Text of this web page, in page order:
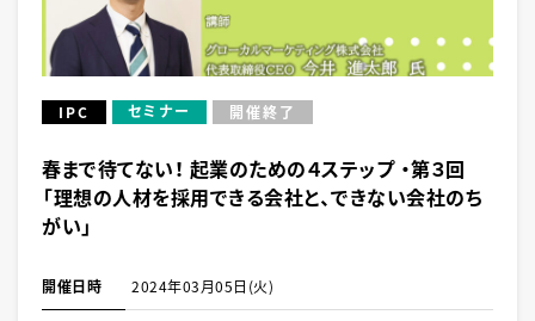
IPC セミナー 開催終了
春まで待てない！ 起業のための４ステップ ・第３回
「理想の人材を採用できる会社と、できない会社のち
がい」
開催日時 2024年03月05日(火)